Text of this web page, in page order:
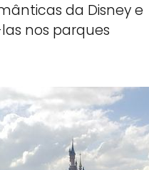
da Disney e
nos parques